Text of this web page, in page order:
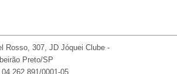
Rosso, 307, JD Jóquei Clube -
Preto/SP
0001-05